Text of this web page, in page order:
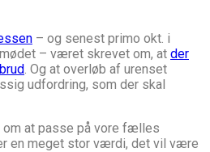
– og senest primo okt. i
– været skrevet om, at der
. Og at overløb af urenset
udfordring, som der skal
at passe på vore fælles
en meget stor værdi, det vil være